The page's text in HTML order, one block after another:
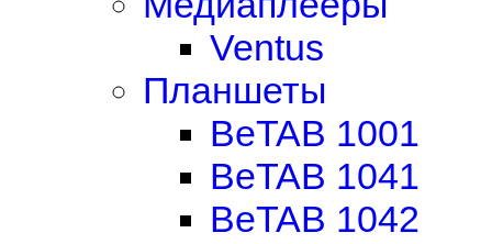
Ventus
Планшеты
BeTAB 1001
BeTAB 1041
BeTAB 1042